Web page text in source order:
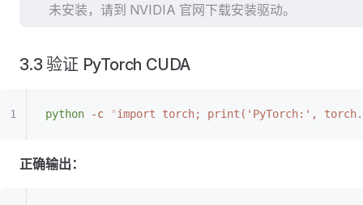
未安装，请到 NVIDIA 官网下载安装驱动。
3.3 验证 PyTorch CUDA
python -c "import torch; print('PyTorch:',
正确输出：